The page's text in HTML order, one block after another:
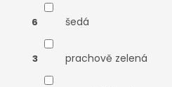
6 šedá
3 prachově zelená